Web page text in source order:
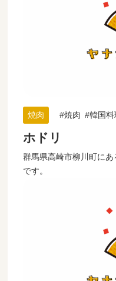
焼肉 焼肉 韓国料
ホドリ
群馬県高崎市柳川町に
です。